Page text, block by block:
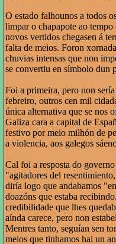
O estado falhounos a todos
limpar o chapapote ao
novos vertidos chegasen á
falta de meios. Foron
chuvias intensas que non
se convertiu en símbolo dun
Foi a primeira, pero non
febreiro, outros cen mil
única alternativa que se nos
Galiza cara a capital de
festivo por meio milhón de
a violencia, aos galegos
Cal foi a resposta do
"agitadores del
diría logo que andabamos
doazóns que estaba
credibilidade que lhes
aínda carece, pero non
Mentres tanto, seguían sen
meios que tinhamos hai un